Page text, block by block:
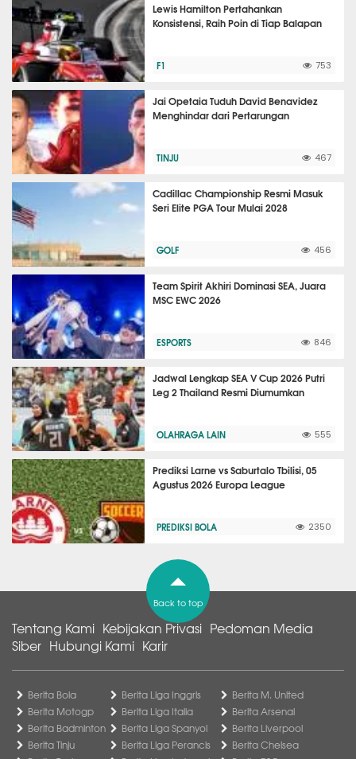
Lewis Hamilton Pertahankan
Konsistensi, Raih Poin di Tiap Balapan
F1 753
Jai Opetaia Tuduh David Benavidez
Menghindar dari Pertarungan
TINJU 467
Cadillac Championship Resmi Masuk
Seri Elite PGA Tour Mulai 2028
GOLF 456
Team Spirit Akhiri Dominasi SEA, Juara
MSC EWC 2026
ESPORTS 846
Jadwal Lengkap SEA V Cup 2026 Putri
Leg 2 Thailand Resmi Diumumkan
OLAHRAGA LAIN 555
Prediksi Larne vs Saburtalo Tbilisi, 05
Agustus 2026 Europa League
PREDIKSI BOLA 2350
Back to top
Tentang Kami Kebijakan Privasi Pedoman Media
Siber Hubungi Kami Karir
Berita Bola
Berita Motogp
Berita Badminton
Berita Tinju
Berita Liga Inggris
Berita Liga Italia
Berita Liga Spanyol
Berita Liga Perancis
Berita M. United
Berita Arsenal
Berita Liverpool
Berita Chelsea